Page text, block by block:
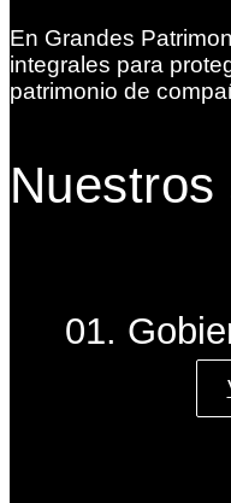
En Grandes
integrales para
patrimonio de
01.